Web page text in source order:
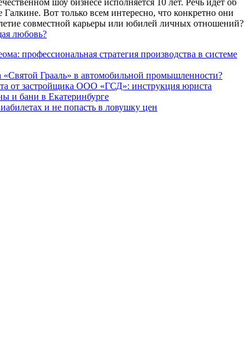
шоу бизнесе исполняется 10 лет. Речь идет об
Вот только всем интересно, что конкретно они
совместной карьеры или юбилей личных отношений?
любовь?
профессиональная стратегия производства в системе
Грааль» в автомобильной промышленности?
от застройщика ООО «ГСД»: инструкция юриста
и бани в Екатеринбурге
и не попасть в ловушку цен